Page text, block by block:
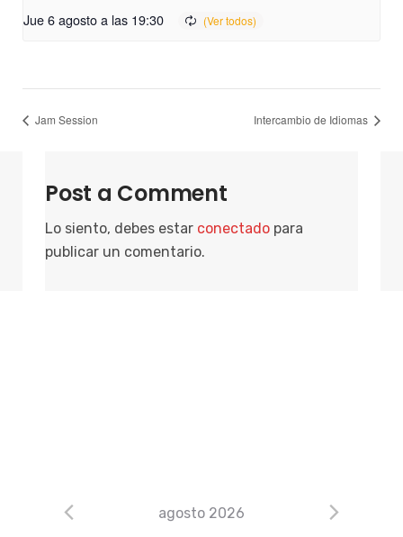
Jue 6 agosto a las 19:30
Jam Session Intercambio de Idiomas
Post a Comment
Lo siento, debes estar conectado para
publicar un comentario.
agosto 2026